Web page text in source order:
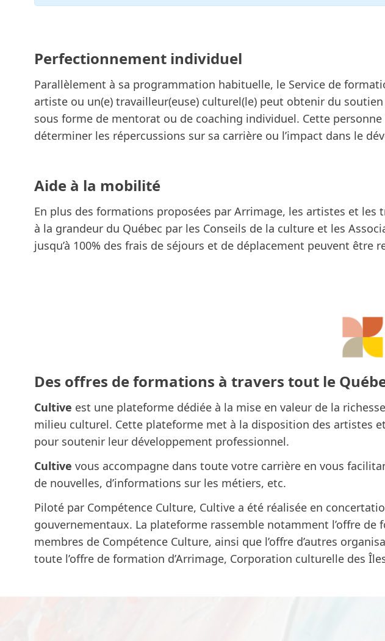
Perfectionnement individuel
Parallèlement à sa programmation habituelle, le Service de
artiste ou un(e) travailleur(euse) culturel(le) peut obtenir du
sous forme de mentorat ou de coaching individuel. Cette
déterminer les répercussions sur sa carrière ou l’impact dans le
Aide à la mobilité
En plus des formations proposées par Arrimage, les artistes et
à la grandeur du Québec par les Conseils de la culture et les
jusqu’à 100% des frais de séjours et de déplacement peuvent
Des offres de formations à travers tout le
Cultive est une plateforme dédiée à la mise en valeur de la
milieu culturel. Cette plateforme met à la disposition des artistes
pour soutenir leur développement professionnel.
Cultive vous accompagne dans toute votre carrière en vous
de nouvelles, d’informations sur les métiers, etc.
Piloté par Compétence Culture, Cultive a été réalisée en
gouvernementaux. La plateforme rassemble notamment l’offre
membres de Compétence Culture, ainsi que l’offre d’autres
toute l’offre de formation d’Arrimage, Corporation culturelle des